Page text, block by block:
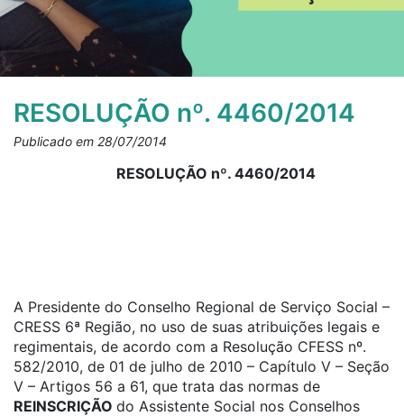
RESOLUÇÃO nº. 4460/2014
Publicado em 28/07/2014
RESOLUÇÃO nº. 4460/2014
A Presidente do Conselho Regional de Serviço Social –
CRESS 6ª Região, no uso de suas atribuições legais e
regimentais, de acordo com a Resolução CFESS nº.
582/2010, de 01 de julho de 2010 – Capítulo V – Seção
V – Artigos 56 a 61, que trata das normas de
REINSCRIÇÃO do Assistente Social nos Conselhos